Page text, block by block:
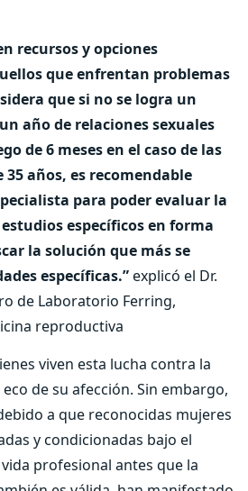
recursos y opciones
que enfrentan problemas
que si no se logra un
año de relaciones sexuales
de 6 meses en el caso de las
años, es recomendable
para poder evaluar la
específicos en forma
la solución que más se
específicas.”explicó el Dr.
de Laboratorio Ferring,
reproductiva
viven esta lucha contra la
de su afección. Sin embargo,
a que reconocidas mujeres
y condicionadas bajo el
profesional antes que la